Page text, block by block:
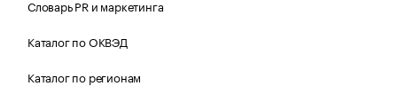
Словарь PR и маркетинга
Каталог по ОКВЭД
Каталог по регионам